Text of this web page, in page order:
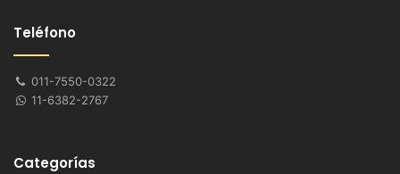
Teléfono
011-7550-0322
11-6382-2767
Categorías